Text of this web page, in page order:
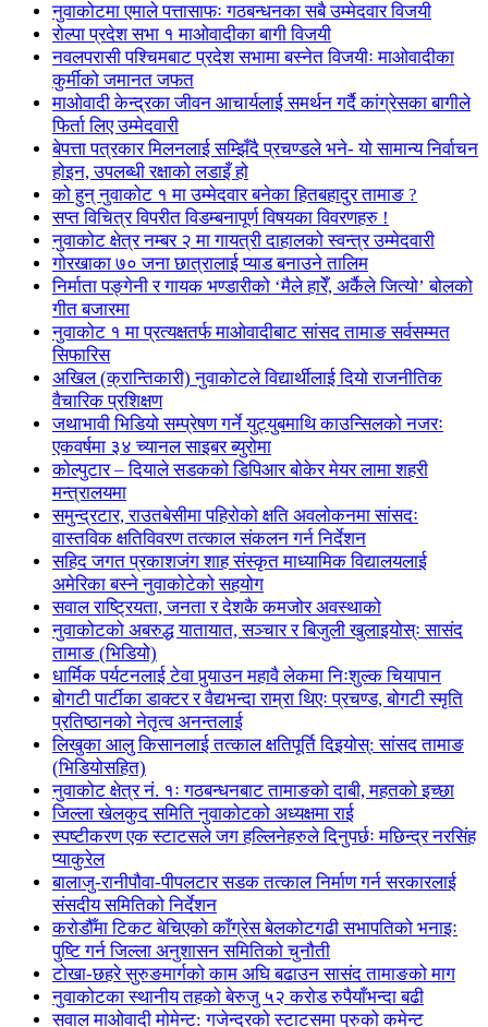
नुवाकोटमा एमाले पत्तासाफः गठबन्धनका सबै उम्मेदवार विजयी
रोल्पा प्रदेश सभा १ माओवादीका बागी विजयी
नवलपरासी पश्चिमबाट प्रदेश सभामा बस्नेत विजयीः माओवादीका
कुर्मीको जमानत जफत
माओवादी केन्द्रका जीवन आचार्यलाई समर्थन गर्दै कांग्रेसका बागीले
फिर्ता लिए उम्मेदवारी
बेपत्ता पत्रकार मिलनलाई सम्झिँदै प्रचण्डले भने- यो सामान्य निर्वाचन
होइन, उपलब्धी रक्षाको लडाइँ हो
को हुन् नुवाकोट १ मा उम्मेदवार बनेका हितबहादुर तामाङ ?
सप्त विचित्र विपरीत विडम्बनापूर्ण विषयका विवरणहरु !
नुवाकोट क्षेत्र नम्बर २ मा गायत्री दाहालको स्वन्त्र उम्मेदवारी
गोरखाका ७० जना छात्रालाई प्याड बनाउने तालिम
निर्माता पङ्गेनी र गायक भण्डारीको ‘मैले हारेँ, अर्कैले जित्यो’ बोलको
गीत बजारमा
नुवाकोट १ मा प्रत्यक्षतर्फ माओवादीबाट सांसद तामाङ सर्वसम्मत
सिफारिस
अखिल (क्रान्तिकारी) नुवाकोटले विद्यार्थीलाई दियो राजनीतिक
वैचारिक प्रशिक्षण
जथाभावी भिडियो सम्प्रेषण गर्ने युट्युबमाथि काउन्सिलको नजरः
एकवर्षमा ३४ च्यानल साइबर ब्युरोमा
कोल्पुटार – दियाले सडकको डिपिआर बोकेर मेयर लामा शहरी
मन्त्रालयमा
समुन्द्रटार, राउतबेसीमा पहिरोको क्षति अवलोकनमा सांसदः
वास्तविक क्षतिविवरण तत्काल संकलन गर्न निर्देशन
सहिद जगत प्रकाशजंग शाह संस्कृत माध्यामिक विद्यालयलाई
अमेरिका बस्ने नुवाकोटेको सहयोग
सवाल राष्ट्रियता, जनता र देशकै कमजोर अवस्थाको
नुवाकोटको अबरुद्ध यातायात, सञ्चार र बिजुली खुलाइयोस्ः सासंद
तामाङ (भिडियो)
धार्मिक पर्यटनलाई टेवा पुर्‍याउन महावै लेकमा निःशुल्क चियापान
बोगटी पार्टीका डाक्टर र वैद्यभन्दा राम्रा थिएः प्रचण्ड, बोगटी स्मृति
प्रतिष्ठानको नेतृत्व अनन्तलाई
लिखुका आलु किसानलाई तत्काल क्षतिपूर्ति दिइयोस्: सांसद तामाङ
(भिडियोसहित)
नुवाकोट क्षेत्र नं. १ः गठबन्धनबाट तामाङको दाबी, महतको इच्छा
जिल्ला खेलकुद समिति नुवाकोटको अध्यक्षमा राई
स्पष्टीकरण एक स्टाटसले जग हल्लिनेहरुले दिनुपर्छः मछिन्द्र नरसिंह
प्याकुरेल
बालाजु-रानीपौवा-पीपलटार सडक तत्काल निर्माण गर्न सरकारलाई
संसदीय समितिको निर्देशन
करोडौँमा टिकट बेचिएको काँग्रेस बेलकोटगढी सभापतिको भनाइः
पुष्टि गर्न जिल्ला अनुशासन समितिको चुनौती
टोखा-छहरे सुरुङमार्गको काम अघि बढाउन सासंद तामाङको माग
नुवाकोटका स्थानीय तहको बेरुजु ५२ करोड रुपैयाँभन्दा बढी
सवाल माओवादी मोमेन्ट: गजेन्द्रको स्टाटसमा पुरुको कमेन्ट